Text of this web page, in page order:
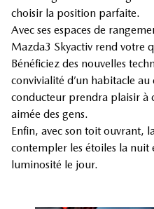
choisir la position parfaite.
Avec ses espaces de
Mazda3 Skyactiv rend votre
Bénéficiez des nouvelles
convivialité d’un habitacle
conducteur prendra plaisir à
aimée des gens.
Enfin, avec son toit ouvrant,
contempler les étoiles la nuit
luminosité le jour.